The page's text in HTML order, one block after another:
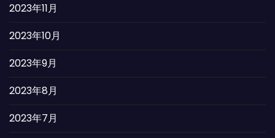
2023年11月
2023年10月
2023年9月
2023年8月
2023年7月